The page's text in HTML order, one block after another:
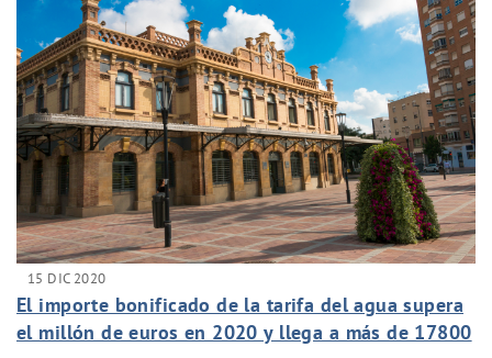
15 DIC 2020
El importe bonificado de la tarifa del agua supera
el millón de euros en 2020 y llega a más de 17800